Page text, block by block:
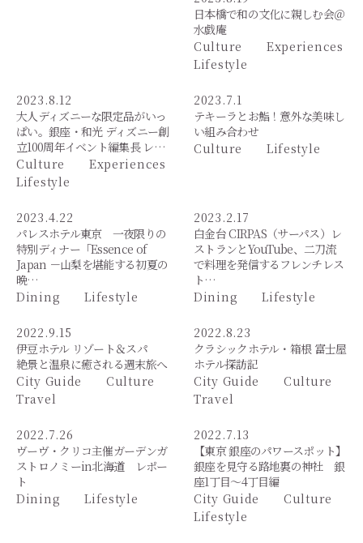
日本橋で和の文化に親しむ会＠
水戯庵
Culture
Experiences
Lifestyle
2023.8.12
大人ディズニーな限定品がいっ
ぱい。銀座・和光 ディズニー創
立100周年イベント編集長 レ…
Culture
Experiences
Lifestyle
2023.7.1
テキーラとお鮨！意外な美味し
い組み合わせ
Culture
Lifestyle
2023.4.22
パレスホテル東京 一夜限りの
特別ディナー「Essence of
Japan －山梨を堪能する初夏の
晩…
Dining
Lifestyle
2023.2.17
白金台 CIRPAS（サーパス）レ
ストランとYouTube、二刀流
で料理を発信するフレンチレス
ト…
Dining
Lifestyle
2022.9.15
伊豆ホテル リゾート＆スパ
絶景と温泉に癒される週末旅へ
City Guide
Culture
Travel
2022.8.23
クラシックホテル・箱根 富士屋
ホテル探訪記
City Guide
Culture
Travel
2022.7.26
ヴーヴ・クリコ主催ガーデンガ
ストロノミーin北海道 レポー
ト
Dining
Lifestyle
2022.7.13
【東京 銀座のパワースポット】
銀座を見守る路地裏の神社 銀
座1丁目～4丁目編
City Guide
Culture
Lifestyle